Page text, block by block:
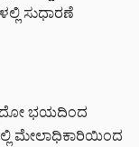
ಸುಧಾರಣೆ
ಭಯದಿಂದ
ಮೇಲಾಧಿಕಾರಿಯಿಂದ